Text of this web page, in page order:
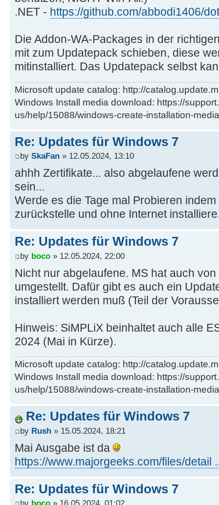
.NET - https://github.com/abbodi1406/
Die Addon-WA-Packages in der
mit zum Updatepack schieben, diese
mitinstalliert. Das Updatepack selbst
Microsoft update catalog: http://
Windows Install media download: https://
us/help/15088/windows-create-installation-media
Re: Updates für Windows 7
by SkaFan » 12.05.2024, 13:10
ahhh Zertifikate... also abgelaufene
sein...
Werde es die Tage mal Probieren
zurückstelle und ohne Internet
Re: Updates für Windows 7
by boco » 12.05.2024, 22:00
Nicht nur abgelaufene. MS hat auch
umgestellt. Dafür gibt es auch ein
installiert werden muß (Teil der
Hinweis: SiMPLiX beinhaltet auch alle
2024 (Mai in Kürze).
Microsoft update catalog: http://
Windows Install media download: https://
us/help/15088/windows-create-installation-media
Re: Updates für Windows 7
by Rush » 15.05.2024, 18:21
Mai Ausgabe ist da
https://www.majorgeeks.com/files/detail
Re: Updates für Windows 7